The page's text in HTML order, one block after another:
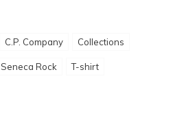
C.P. Company Collections
Seneca Rock T-shirt